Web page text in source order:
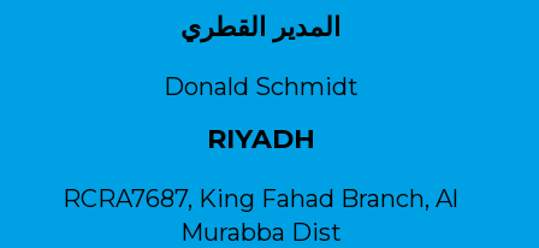
المدير القطري
Donald Schmidt
RIYADH
RCRA7687, King Fahad Branch, Al
Murabba Dist